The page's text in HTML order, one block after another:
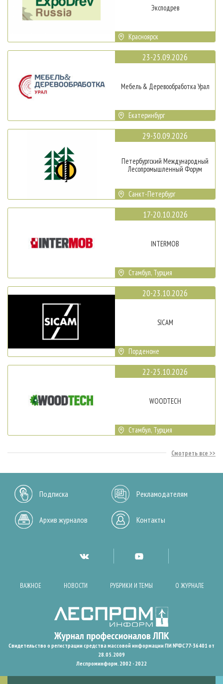
Эксподрев
Красноярск
23-25.09.2026
Мебель & Деревообработка Урал
Екатеринбург
29-30.09.2026
Петербургский Международный
Лесопромышленный Форум
Санкт-Петербург
17-20.10.2026
INTERMOB
Стамбул, Турция
20-23.10.2026
SICAM
Порденоне
22-25.10.2026
WOODTECH
Стамбул, Турция
Смотреть все
Подписка Рекламодателям
Архив журналов Контакты
ВАЖНОЕ НОВОСТИ РУБРИКИ И ТЕМЫ О ЖУРНАЛЕ
Свидетельство о регистрации средства массовой информации ПИ №ФС77-36401 от
28.05.2009
Леспроминформ. 2002 - 2022